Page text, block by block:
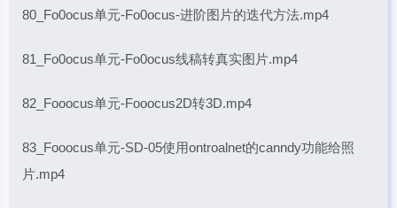
80_Fo0ocus单元-Fo0ocus-进阶图片的迭代方法.mp4
81_Fo0ocus单元-Fo0ocus线稿转真实图片.mp4
82_Fooocus单元-Fooocus2D转3D.mp4
83_Fooocus单元-SD-05使用ontroalnet的canndy功能给照
片.mp4